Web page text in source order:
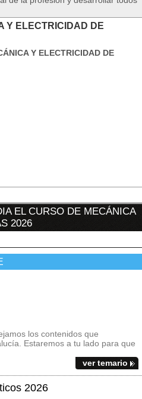
Y ELECTRICIDAD DE
Y ELECTRICIDAD DE
EL CURSO DE MECÁNICA
2026
los contenidos que
Estaremos a tu lado para que
ver temario
2026